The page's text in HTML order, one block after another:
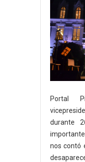
Portal
durante
nos contó